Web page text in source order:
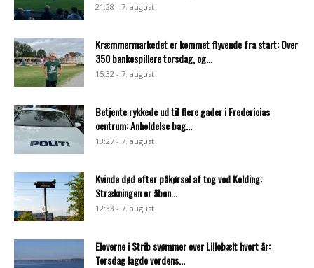
21:28 - 7. august
Kræmmermarkedet er kommet flyvende fra start: Over
350 bankospillere torsdag, og...
15:32 - 7. august
Betjente rykkede ud til flere gader i Fredericias
centrum: Anholdelse bag...
13:27 - 7. august
Kvinde død efter påkørsel af tog ved Kolding:
Strækningen er åben...
12:33 - 7. august
Eleverne i Strib svømmer over Lillebælt hvert år:
Torsdag lagde verdens...